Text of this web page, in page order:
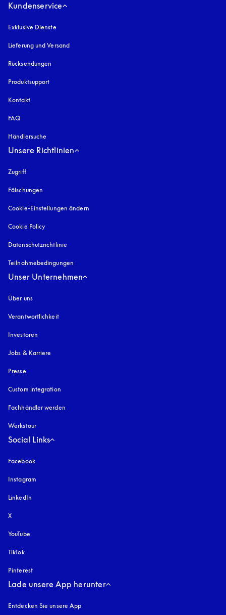
Kundenservice
Exklusive Dienste
Lieferung und Versand
Rücksendungen
Produktsupport
Kontakt
FAQ
Händlersuche
Unsere Richtlinien
Zugrifföffnet sich in einem neuen Tab
Fälschungen
Cookie-Einstellungen ändern
Cookie Policy
Datenschutzrichtlinie
Teilnahmebedingungen
Unser Unternehmen
Über uns
Verantwortlichkeit
Investoren
Jobs & Karriere
Presse
Custom integration
Fachhändler werden
Werkstour
Social Links
Facebook
Instagram
LinkedIn
X
YouTube
TikTok
Pinterest
Lade unsere App herunter
Entdecken Sie unsere App